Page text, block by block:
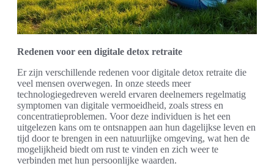
Redenen voor een digitale detox retraite
Er zijn verschillende redenen voor digitale detox retraite die
veel mensen overwegen. In onze steeds meer
technologiegedreven wereld ervaren deelnemers regelmatig
symptomen van digitale vermoeidheid, zoals stress en
concentratieproblemen. Voor deze individuen is het een
uitgelezen kans om te ontsnappen aan hun dagelijkse leven en
tijd door te brengen in een natuurlijke omgeving, wat hen de
mogelijkheid biedt om rust te vinden en zich weer te
verbinden met hun persoonlijke waarden.